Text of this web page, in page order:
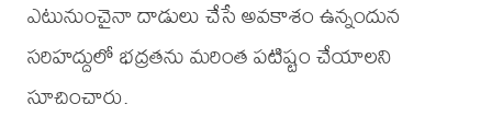
ఎటునుంచైనా దాడులు చేసే అవకాశం ఉన్నందున
సరిహద్దులో భద్రతను మరింత పటిష్టం చేయాలని
సూచించారు.